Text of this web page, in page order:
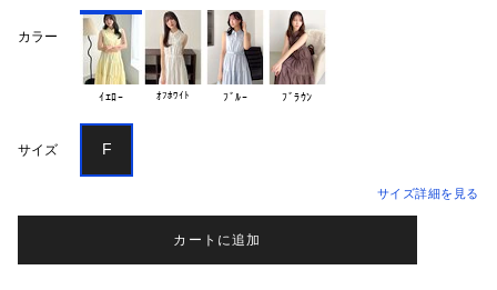
カラー
ｲｴﾛｰ ｵﾌﾎﾜｲﾄ ﾌﾞﾙｰ ﾌﾞﾗｳﾝ
サイズ F
サイズ詳細を見る
カートに追加